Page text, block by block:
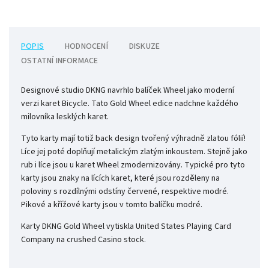
POPIS HODNOCENÍ
DISKUZE
OSTATNÍ INFORMACE
Designové studio DKNG navrhlo balíček Wheel jako moderní
verzi karet Bicycle. Tato Gold Wheel edice nadchne každého
milovníka lesklých karet.
Tyto karty mají totiž back design tvořený výhradně zlatou fólií!
Líce jej poté doplňují metalickým zlatým inkoustem. Stejně jako
rub i líce jsou u karet Wheel zmodernizovány. Typické pro tyto
karty jsou znaky na lících karet, které jsou rozděleny na
poloviny s rozdílnými odstíny červené, respektive modré.
Pikové a křížové karty jsou v tomto balíčku modré.
Karty DKNG Gold Wheel vytiskla United States Playing Card
Company na crushed Casino stock.